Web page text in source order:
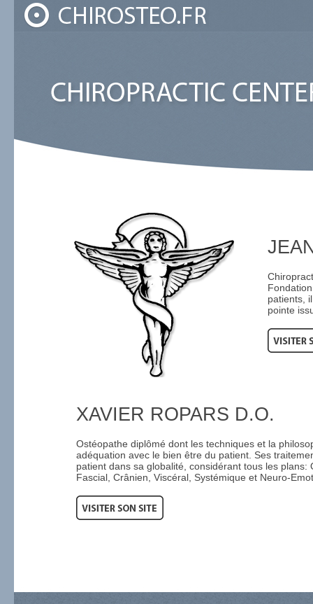
patients,
pointe
XAVIER ROPARS D.O.
Ostéopathe diplômé dont les techniques et la
adéquation avec le bien être du patient. Ses
patient dans sa globalité, considérant tous les plans:
Fascial, Crânien, Viscéral, Systémique et Neuro-